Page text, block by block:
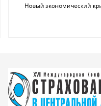
Новый экономический